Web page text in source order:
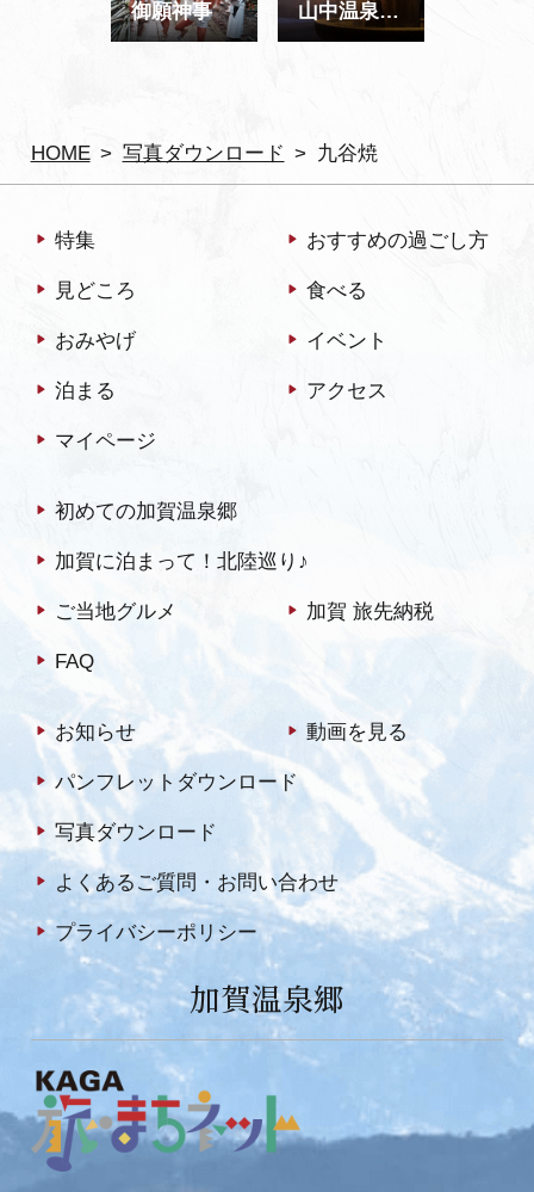
HOME 写真ダウンロード 九谷焼
御願神事 山中温泉 菊の湯 男湯 外観 ライトアップ
特集 おすすめの過ごし方
見どころ 食べる
おみやげ イベント
泊まる アクセス
マイページ
初めての加賀温泉郷
加賀に泊まって！北陸巡り♪
ご当地グルメ 加賀 旅先納税
FAQ
お知らせ 動画を見る
パンフレットダウンロード
写真ダウンロード
よくあるご質問・お問い合わせ
プライバシーポリシー
加賀温泉郷